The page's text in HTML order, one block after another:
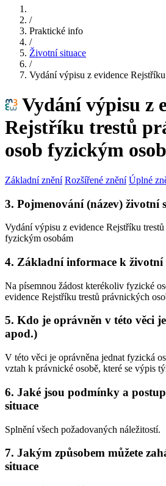
/
Praktické info
/
Životní situace
/
Vydání výpisu z evidence
Vydání výpisu z
Rejstříku trestů
osob fyzickým
Základní znění Rozšířené znění Úplné
3. Pojmenování (název) životní
Vydání výpisu z evidence Rejstříku
fyzickým osobám
4. Základní informace k životní
Na písemnou žádost kterékoliv fyzické
evidence Rejstříku trestů právnických
5. Kdo je oprávněn v této věci
apod.)
V této věci je oprávněna jednat fyzická
vztah k právnické osobě, které se výpis
6. Jaké jsou podmínky a
situace
Splnění všech požadovaných náležitostí.
7. Jakým způsobem můžete
situace